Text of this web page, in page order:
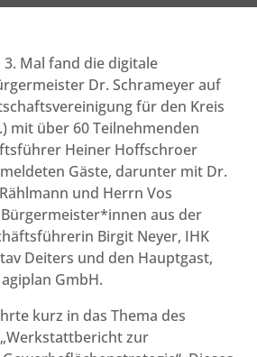
Mal fand die digitale
Dr. Schrameyer auf
für den Kreis
mit über 60 Teilnehmenden
Heiner Hoffschroer
Gäste, darunter mit Dr.
und Herrn Vos
aus der
Birgit Neyer, IHK
Deiters und den Hauptgast,
GmbH.
kurz in das Thema des
zur